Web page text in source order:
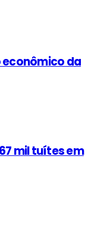
econômico da
mil tuítes em